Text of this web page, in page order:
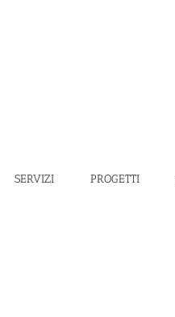
SERVIZI PROGETTI